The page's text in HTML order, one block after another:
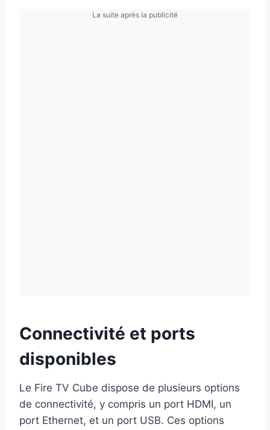
La suite après la publicité
Connectivité et ports
disponibles
Le Fire TV Cube dispose de plusieurs options
de connectivité, y compris un port HDMI, un
port Ethernet, et un port USB. Ces options